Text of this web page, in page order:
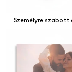
Személyre szabott